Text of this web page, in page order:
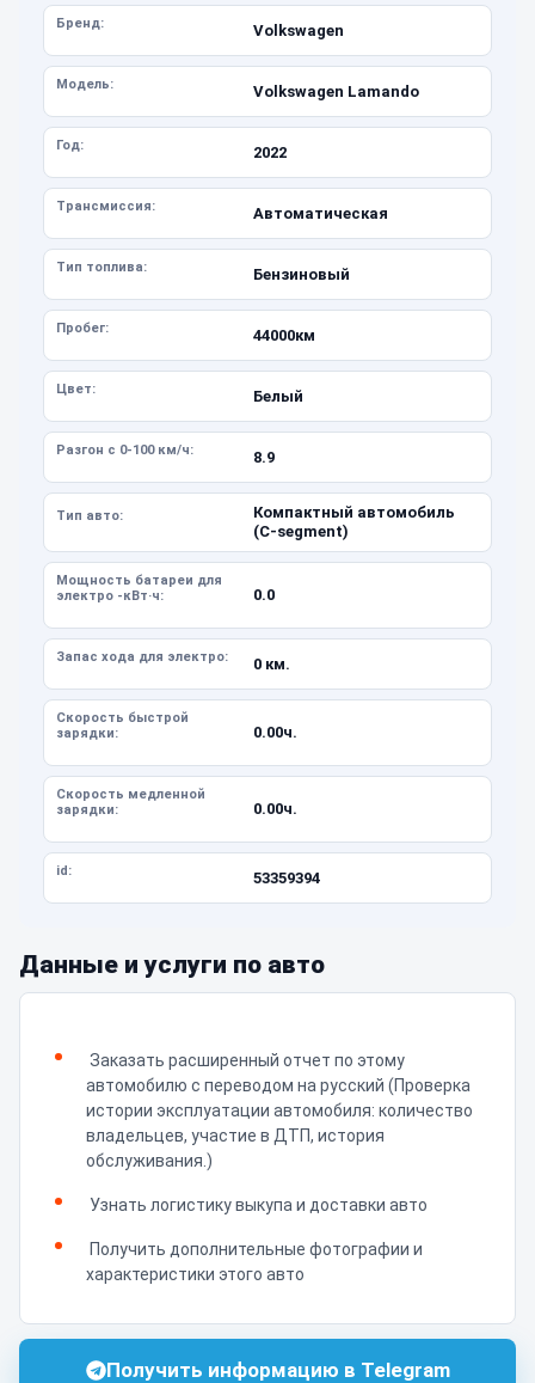
Бренд: Volkswagen
Модель: Volkswagen Lamando
Год: 2022
Трансмиссия: Автоматическая
Тип топлива: Бензиновый
Пробег: 44000км
Цвет: Белый
Разгон с 0-100 км/ч: 8.9
Тип авто:
Компактный автомобиль
(C-segment)
Мощность батареи для
электро -кВт·ч:
0.0
Запас хода для электро: 0 км.
Скорость быстрой
зарядки:
0.00ч.
Скорость медленной
зарядки:
0.00ч.
id: 53359394
Данные и услуги по авто
Заказать расширенный отчет по этому
автомобилю с переводом на русский (Проверка
истории эксплуатации автомобиля: количество
владельцев, участие в ДТП, история
обслуживания.)
Узнать логистику выкупа и доставки авто
Получить дополнительные фотографии и
характеристики этого авто
Получить информацию в Telegram